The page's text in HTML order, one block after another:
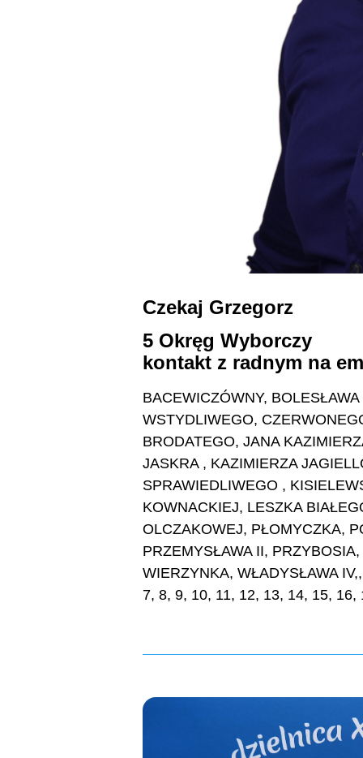
Czekaj Grzegorz
5 Okręg
kontakt z radnym na
BACEWICZÓWNY,
WSTYDLIWEGO,
BRODATEGO, JANA
JASKRA , KAZIMIERZA
SPRAWIEDLIWEGO ,
KOWNACKIEJ, LESZKA
OLCZAKOWEJ, PŁOMYCZKA,
PRZEMYSŁAWA II,
WIERZYNKA, WŁADYSŁAWA
7, 8, 9, 10, 11, 12, 13, 14, 15,